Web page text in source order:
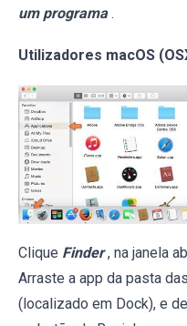
um programa .
Utilizadores macOS
Clique Finder , na janela
Arraste a app da pasta
(localizado em Dock), e